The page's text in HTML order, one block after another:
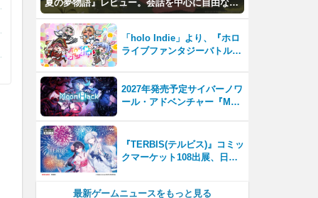
夏の夢物語』レビュー。会話を中心に自由な冒
険を進めていくシステムはこれまでにない新鮮
な体験が楽しめる【先行プレイレポート】
「holo Indie」より、『ホロ
ライブファンタジーバトル』
2027年発売予定サイバーノワ
ール・アドベンチャー『Moo
『TERBIS(テルビス)』コミッ
クマーケット108出展、日本
最新ゲームニュースをもっと見る